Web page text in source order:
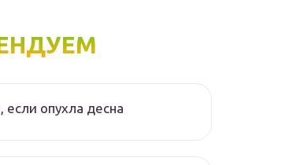
если опухла десна